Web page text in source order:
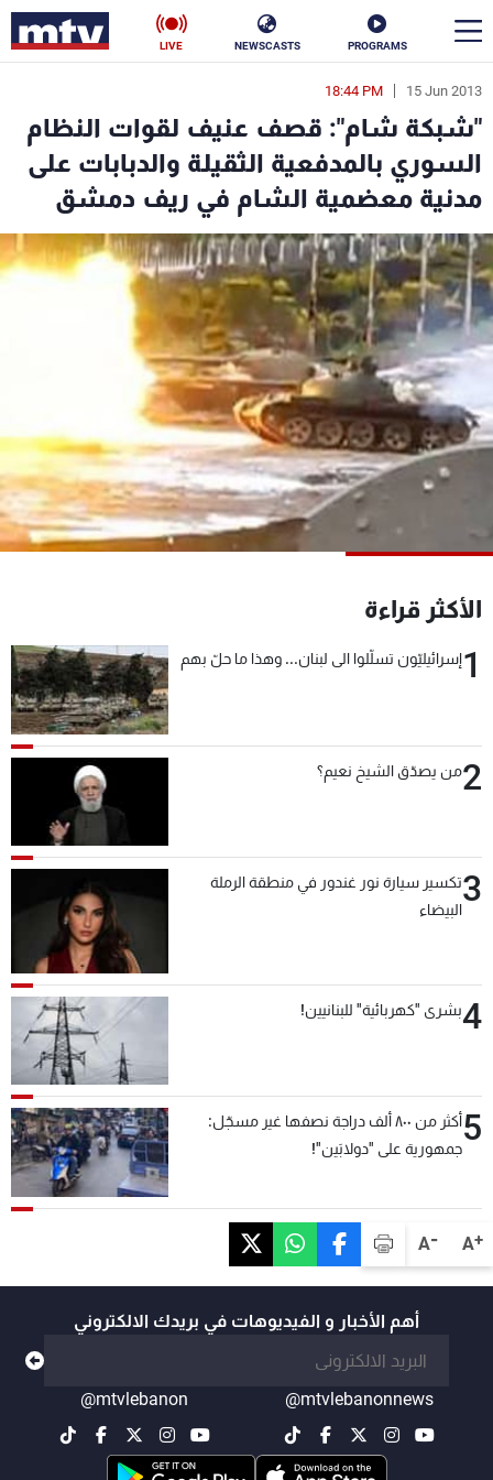
PROGRAMS
NEWSCASTS
LIVE
A+
A-
15 Jun 2013
18:44 PM
"شبكة شام": قصف عنيف لقوات النظام
السوري بالمدفعية الثقيلة والدبابات على
مدنية معضمية الشام في ريف دمشق
الأكثر قراءة
1إسرائيليّون تسلّلوا الى لبنان... وهذا ما حلّ بهم
2من يصدّق الشيخ نعيم؟
3تكسير سيارة نور غندور في منطقة الرملة
البيضاء
4بشرى "كهربائية" للبنانيين!
5
أكثر من ٨٠٠ ألف دراجة نصفها غير مسجّل:
جمهورية على "دولابَين"!
أهم الأخبار و الفيديوهات في بريدك الالكتروني
@mtvlebanonnews
@mtvlebanon
en
الأخبار
سياسة ناس
إقتصاد فن
منوعات رياضة
كأس العالم
البرامج
جدول البرامج
الترددات
عن MTV
لاعلاناتكم
شروط الإسـتخدام
سياسة الخصوصية